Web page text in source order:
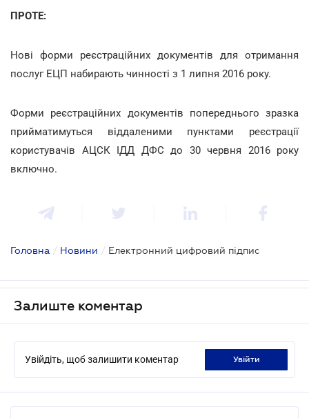
ПРОТЕ:
Нові форми реєстраційних документів для отримання
послуг ЕЦП набирають чинності з 1 липня 2016 року.
Форми реєстраційних документів попереднього зразка
прийматимуться віддаленими пунктами реєстрації
користувачів АЦСК ІДД ДФС до 30 червня 2016 року
включно.
Головна / Новини / Електронний цифровий підпис
Залиште коментар
Увійдіть, щоб залишити коментар увійти